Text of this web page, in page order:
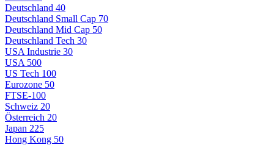
Deutschland 40
Deutschland Small Cap 70
Deutschland Mid Cap 50
Deutschland Tech 30
USA Industrie 30
USA 500
US Tech 100
Eurozone 50
FTSE-100
Schweiz 20
Österreich 20
Japan 225
Hong Kong 50